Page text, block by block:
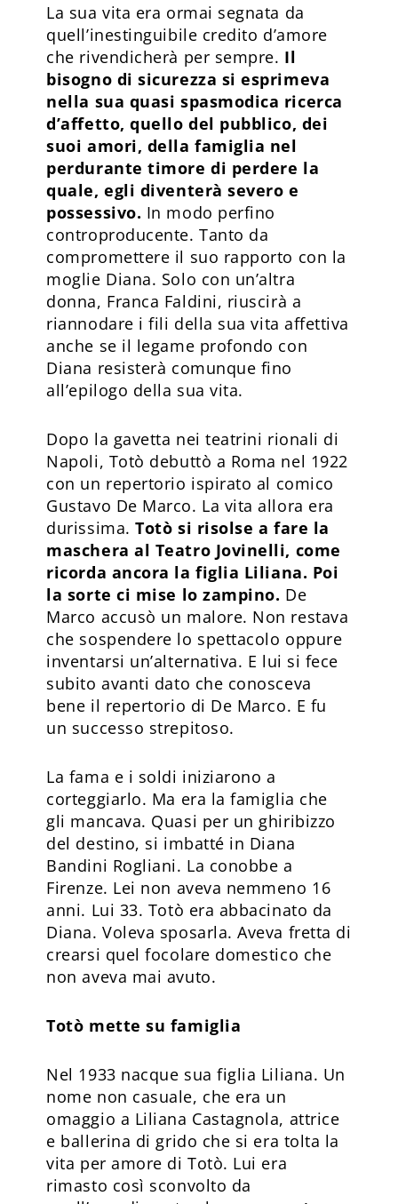
La sua vita era ormai segnata da
quell’inestinguibile credito d’amore
che rivendicherà per sempre. Il
bisogno di sicurezza si esprimeva
nella sua quasi spasmodica ricerca
d’affetto, quello del pubblico, dei
suoi amori, della famiglia nel
perdurante timore di perdere la
quale, egli diventerà severo e
possessivo. In modo perfino
controproducente. Tanto da
compromettere il suo rapporto con la
moglie Diana. Solo con un’altra
donna, Franca Faldini, riuscirà a
riannodare i fili della sua vita affettiva
anche se il legame profondo con
Diana resisterà comunque fino
all’epilogo della sua vita.
Dopo la gavetta nei teatrini rionali di
Napoli, Totò debuttò a Roma nel 1922
con un repertorio ispirato al comico
Gustavo De Marco. La vita allora era
durissima.Totò si risolse a fare la
maschera al Teatro Jovinelli, come
ricorda ancora la figlia Liliana. Poi
la sorte ci mise lo zampino. De
Marco accusò un malore. Non restava
che sospendere lo spettacolo oppure
inventarsi un’alternativa. E lui si fece
subito avanti dato che conosceva
bene il repertorio di De Marco. E fu
un successo strepitoso.
La fama e i soldi iniziarono a
corteggiarlo. Ma era la famiglia che
gli mancava. Quasi per un ghiribizzo
del destino, si imbatté in Diana
Bandini Rogliani. La conobbe a
Firenze. Lei non aveva nemmeno 16
anni. Lui 33. Totò era abbacinato da
Diana. Voleva sposarla. Aveva fretta di
crearsi quel focolare domestico che
non aveva mai avuto.
Totò mette su famiglia
Nel 1933 nacque sua figlia Liliana. Un
nome non casuale, che era un
omaggio a Liliana Castagnola, attrice
e ballerina di grido che si era tolta la
vita per amore di Totò. Lui era
rimasto così sconvolto da